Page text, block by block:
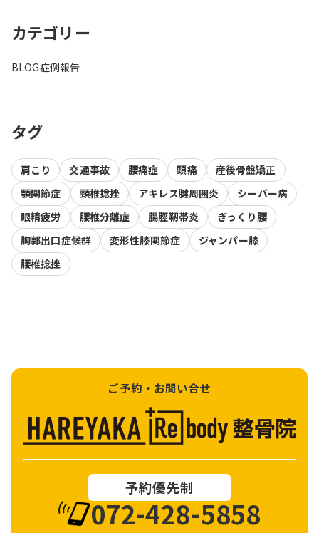
カテゴリー
BLOG症例報告
タグ
肩こり 交通事故 腰痛症 頭痛
産後骨盤矯正
顎関節症
頸椎捻挫 アキレス腱周囲炎
シーバー病
眼精疲労
腰椎分離症 腸脛靭帯炎
ぎっくり腰
胸郭出口症候群
変形性膝関節症
ジャンパー膝
腰椎捻挫
ご予約・お問い合せ
予約優先制
072-428-5858